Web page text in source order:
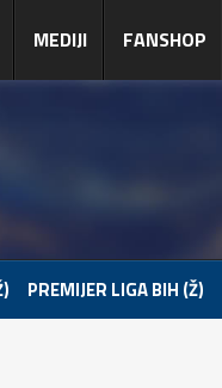
MEDIJI FANSHOP
PREMIJER LIGA BIH (Ž)